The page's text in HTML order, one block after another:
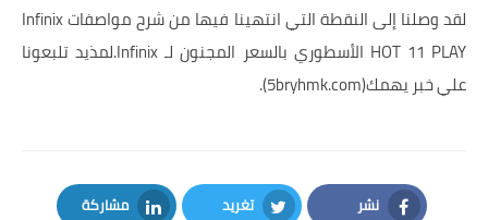
لقد وصلنا إلى النقطة التي انتهينا فيها من شرح مواصفات Infinix
HOT 11 PLAY الأسطوري بالسعر المجنون لـ Infinix.لمذيد تلبعونا
علي خبر يهمك(5bryhmk.com
).
نشر تغريد مشاركة